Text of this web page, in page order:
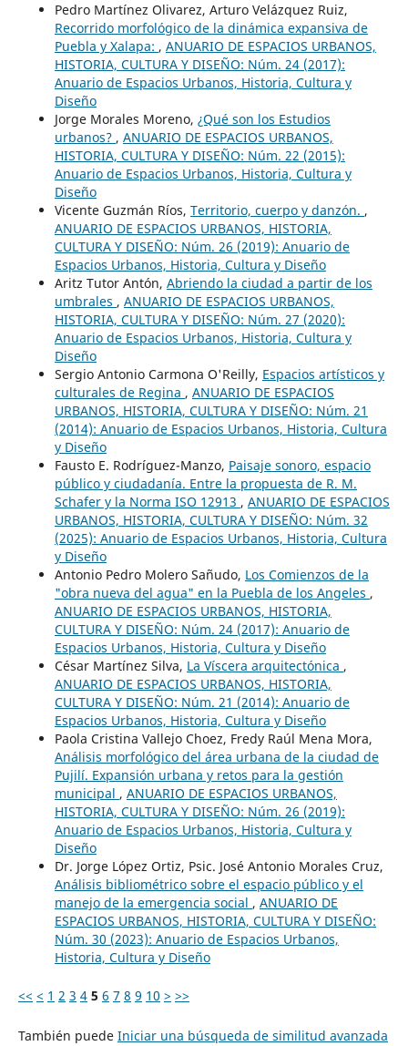
Pedro Martínez Olivarez, Arturo Velázquez Ruiz,
Recorrido morfológico de la dinámica expansiva de
Puebla y Xalapa: , ANUARIO DE ESPACIOS URBANOS,
HISTORIA, CULTURA Y DISEÑO: Núm. 24 (2017):
Anuario de Espacios Urbanos, Historia, Cultura y
Diseño
Jorge Morales Moreno, ¿Qué son los Estudios
urbanos? , ANUARIO DE ESPACIOS URBANOS,
HISTORIA, CULTURA Y DISEÑO: Núm. 22 (2015):
Anuario de Espacios Urbanos, Historia, Cultura y
Diseño
Vicente Guzmán Ríos, Territorio, cuerpo y danzón. ,
ANUARIO DE ESPACIOS URBANOS, HISTORIA,
CULTURA Y DISEÑO: Núm. 26 (2019): Anuario de
Espacios Urbanos, Historia, Cultura y Diseño
Aritz Tutor Antón, Abriendo la ciudad a partir de los
umbrales , ANUARIO DE ESPACIOS URBANOS,
HISTORIA, CULTURA Y DISEÑO: Núm. 27 (2020):
Anuario de Espacios Urbanos, Historia, Cultura y
Diseño
Sergio Antonio Carmona O'Reilly, Espacios artísticos y
culturales de Regina , ANUARIO DE ESPACIOS
URBANOS, HISTORIA, CULTURA Y DISEÑO: Núm. 21
(2014): Anuario de Espacios Urbanos, Historia, Cultura
y Diseño
Fausto E. Rodríguez-Manzo, Paisaje sonoro, espacio
público y ciudadanía. Entre la propuesta de R. M.
Schafer y la Norma ISO 12913 , ANUARIO DE ESPACIOS
URBANOS, HISTORIA, CULTURA Y DISEÑO: Núm. 32
(2025): Anuario de Espacios Urbanos, Historia, Cultura
y Diseño
Antonio Pedro Molero Sañudo, Los Comienzos de la
"obra nueva del agua" en la Puebla de los Angeles ,
ANUARIO DE ESPACIOS URBANOS, HISTORIA,
CULTURA Y DISEÑO: Núm. 24 (2017): Anuario de
Espacios Urbanos, Historia, Cultura y Diseño
César Martínez Silva, La Víscera arquitectónica ,
ANUARIO DE ESPACIOS URBANOS, HISTORIA,
CULTURA Y DISEÑO: Núm. 21 (2014): Anuario de
Espacios Urbanos, Historia, Cultura y Diseño
Paola Cristina Vallejo Choez, Fredy Raúl Mena Mora,
Análisis morfológico del área urbana de la ciudad de
Pujilí. Expansión urbana y retos para la gestión
municipal , ANUARIO DE ESPACIOS URBANOS,
HISTORIA, CULTURA Y DISEÑO: Núm. 26 (2019):
Anuario de Espacios Urbanos, Historia, Cultura y
Diseño
Dr. Jorge López Ortiz, Psic. José Antonio Morales Cruz,
Análisis bibliométrico sobre el espacio público y el
manejo de la emergencia social , ANUARIO DE
ESPACIOS URBANOS, HISTORIA, CULTURA Y DISEÑO:
Núm. 30 (2023): Anuario de Espacios Urbanos,
Historia, Cultura y Diseño
<< < 1 2 3 4 5 6 7 8 9 10 > >>
También puede Iniciar una búsqueda de similitud avanzada